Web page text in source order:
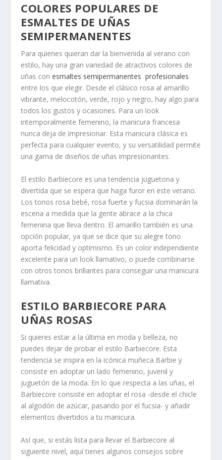
COLORES POPULARES DE
ESMALTES DE UÑAS
SEMIPERMANENTES
Para quienes quieran dar la bienvenida al verano con
estilo, hay una gran variedad de atractivos colores de
uñas conesmaltes semipermanentes profesionales
entre los que elegir. Desde el clásico rosa al amarillo
vibrante, melocotón, verde, rojo y negro, hay algo para
todos los gustos y ocasiones. Para un look
intemporalmente femenino, la manicura francesa
nunca deja de impresionar. Esta manicura clásica es
perfecta para cualquier evento, y su versatilidad permite
una gama de diseños de uñas impresionantes.
El estilo Barbiecore es una tendencia juguetona y
divertida que se espera que haga furor en este verano.
Los tonos rosa bebé, rosa fuerte y fucsia dominarán la
escena a medida que la gente abrace a la chica
femenina que lleva dentro. El amarillo también es una
opción popular, ya que se dice que su alegre tono
aporta felicidad y optimismo. Es un color independiente
excelente para un look llamativo, o puede combinarse
con otros tonos brillantes para conseguir una manicura
llamativa.
ESTILO BARBIECORE PARA
UÑAS ROSAS
Si quieres estar a la última en moda y belleza, no
puedes dejar de probar el estilo Barbiecore. Esta
tendencia se inspira en la icónica muñeca Barbie y
consiste en adoptar un lado femenino, juvenil y
juguetón de la moda. En lo que respecta a las uñas, el
Barbiecore consiste en adoptar el rosa -desde el chicle
al algodón de azúcar, pasando por el fucsia- y añadir
elementos divertidos a tu manicura.
Así que, si estás lista para llevar el Barbiecore al
siguiente nivel, aquí tienes algunos consejos sobre